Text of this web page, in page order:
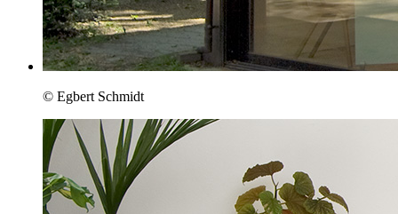
© Egbert Schmidt